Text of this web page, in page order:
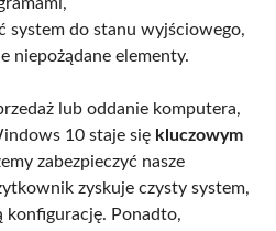
system do stanu wyjściowego,
niepożądane elementy.
lub oddanie komputera,
10 staje się kluczowym
zabezpieczyć nasze
zyskuje czysty system,
konfigurację. Ponadto,